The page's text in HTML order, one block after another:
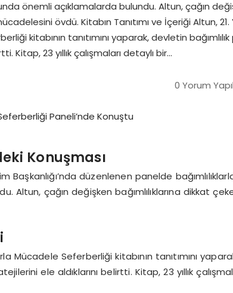
önemli açıklamalarda bulundu. Altun, çağın
övdü. Kitabın Tanıtımı ve İçeriği Altun, 21.
kitabının tanıtımını yaparak, devletin bağımlılık
Kitap, 23 yıllık çalışmaları detaylı bir…
0 Yorum
Konuşması
Başkanlığı’nda düzenlenen panelde
Altun, çağın değişken bağımlılıklarına dikkat
Mücadele Seferberliği kitabının tanıtımını
ele aldıklarını belirtti. Kitap, 23 yıllık